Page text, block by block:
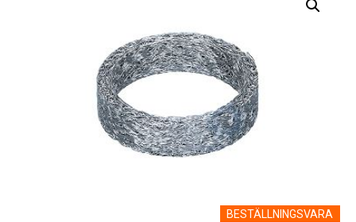
BESTÄLLNINGSVARA